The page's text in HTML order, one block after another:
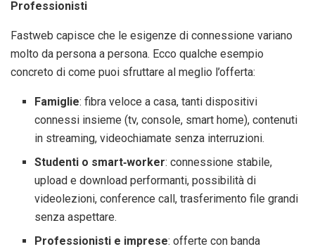
Professionisti
Fastweb capisce che le esigenze di connessione variano
molto da persona a persona. Ecco qualche esempio
concreto di come puoi sfruttare al meglio l’offerta:
Famiglie: fibra veloce a casa, tanti dispositivi
connessi insieme (tv, console, smart home), contenuti
in streaming, videochiamate senza interruzioni.
Studenti o smart‑worker: connessione stabile,
upload e download performanti, possibilità di
videolezioni, conference call, trasferimento file grandi
senza aspettare.
Professionisti e imprese: offerte con banda